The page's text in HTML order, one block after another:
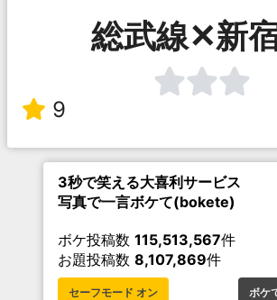
総武線✕新
9
3秒で笑える大喜利サービス
写真で一言ボケて(bokete)
ボケ投稿数 115,513,567件
お題投稿数 8,107,869件
セーフモード オン ボケ